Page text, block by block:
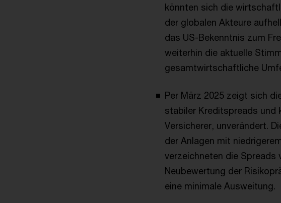
könnten sich die
der globalen Akteure
das US-Bekenntnis zum
weiterhin die aktuelle
gesamtwirtschaftliche
Per März 2025 zeigt sich
stabiler Kreditspreads und
Versicherer, unverändert.
der Anlagen mit
verzeichneten die Spreads
Neubewertung der
eine minimale Ausweitung.